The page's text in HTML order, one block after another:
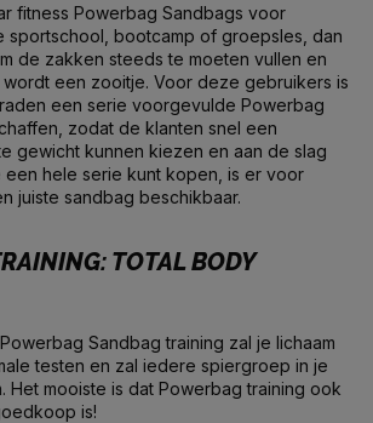
fitness Powerbag Sandbags voor
bootcamp of groepsles, dan
de zakken steeds te moeten vullen en
wordt een zooitje. Voor deze gebruikers is
een serie voorgevulde Powerbag
zodat de klanten snel een
gewicht kunnen kiezen en aan de slag
een hele serie kunt kopen, is er voor
juiste sandbag beschikbaar.
TOTAL BODY
Sandbag training zal je lichaam
testen en zal iedere spiergroep in je
Het mooiste is dat Powerbag training ook
is!